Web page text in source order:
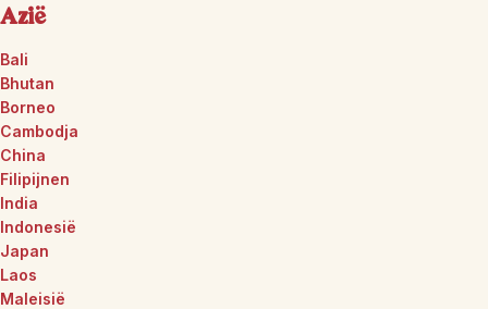
Azië
Bali
Bhutan
Borneo
Cambodja
China
Filipijnen
India
Indonesië
Japan
Laos
Maleisië